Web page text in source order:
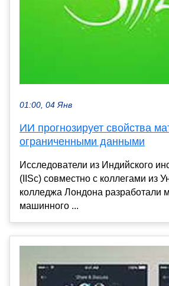
01:00, 04 Янв
ИИ прогнозирует свойства
ограниченными данными
Исследователи из Индийского
(IISc) совместно с коллегами из
колледжа Лондона разработали
машинного ...